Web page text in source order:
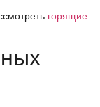
горящие